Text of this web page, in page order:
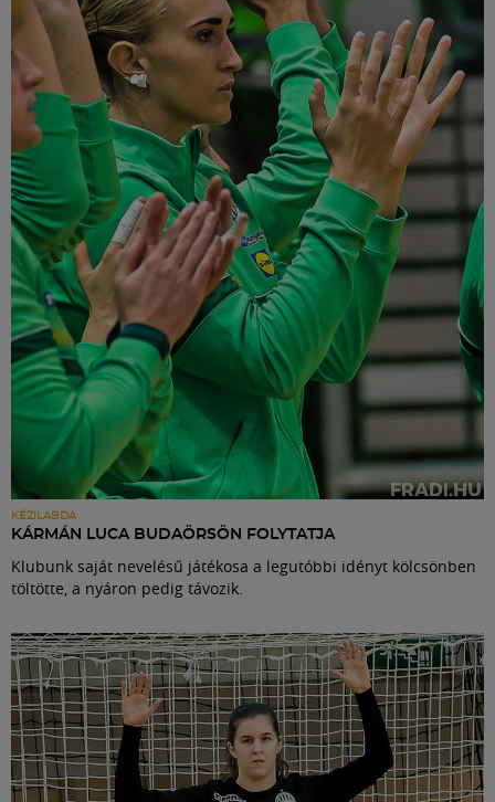
KÉZILABDA
KÁRMÁN LUCA BUDAÖRSÖN FOLYTATJA
Klubunk saját nevelésű játékosa a legutóbbi idényt kölcsönben
töltötte, a nyáron pedig távozik.